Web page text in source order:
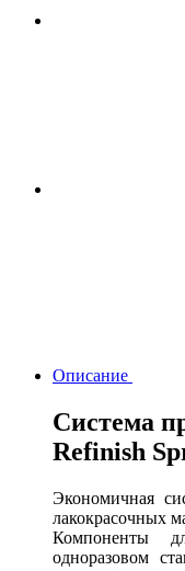
Описание
Система
Refinish
Экономичная
лакокрасочных
Компоненты
одноразовом